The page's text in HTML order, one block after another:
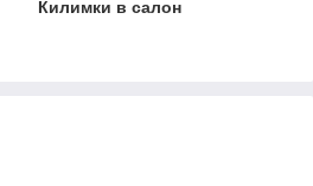
Килимки в салон